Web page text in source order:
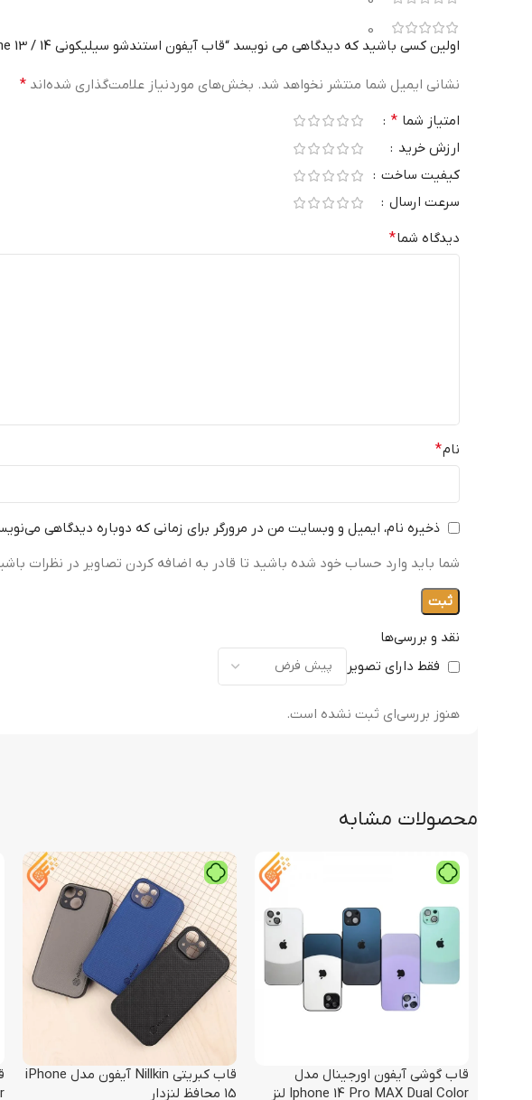
0
نقد و بررسی‌ها
فقط دارای تصویر
هنوز بررسی‌ای ثبت نشده است.
اولین کسی باشید که دیدگاهی می نویسد “قاب آیفون استندشو سیلیکونی CasePro Iphone 13 / 14”
نشانی ایمیل شما منتشر نخواهد شد. بخش‌های موردنیاز علامت‌گذاری شده‌اند *
امتیاز شما *
ارزش خرید
کیفیت ساخت
سرعت ارسال
دیدگاه شما*
نام*
ذخیره نام، ایمیل و وبسایت من در مرورگر برای زمانی که دوباره دیدگاهی
شما باید وارد حساب خود شده باشید تا قادر به اضافه کردن تصاویر در نظرات
محصولات مشابه
قاب گوشی آیفون اورجینال مدل
Iphone 14 Pro MAX Dual Color لنز
قاب کبریتی Nillkin آیفون مدل iPhone
15 محافظ لنزدار